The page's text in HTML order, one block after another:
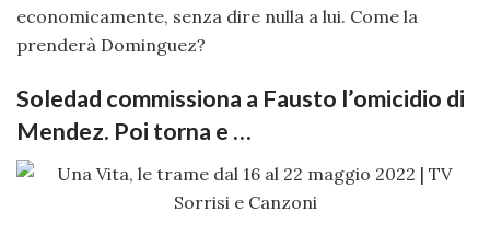
economicamente, senza dire nulla a lui. Come la
prenderà Dominguez?
Soledad commissiona a Fausto l’omicidio di
Mendez. Poi torna e …